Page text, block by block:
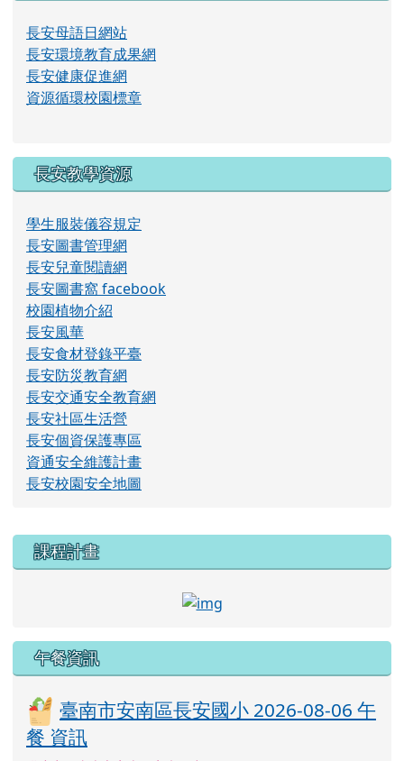
長安母語日網站
長安環境教育成果網
長安健康促進網
資源循環校園標章
長安教學資源
學生服裝儀容規定
長安圖書管理網
長安兒童閱讀網
長安圖書窩 facebook
校園植物介紹
長安風華
長安食材登錄平臺
長安防災教育網
長安交通安全教育網
長安社區生活營
長安個資保護專區
資通安全維護計畫
長安校園安全地圖
右邊區域內容
課程計畫
link to http://
午餐資訊
臺南市安南區長安國小 2026-08-06 午
餐 資訊